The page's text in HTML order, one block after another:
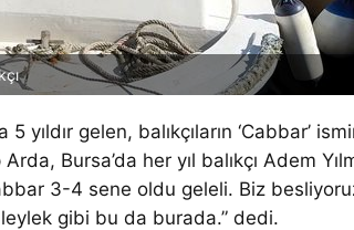
5 yıldır gelen, balıkçıların ‘Cabbar’
Bursa’da her yıl balıkçı Adem
3-4 sene oldu geleli. Biz
leylek gibi bu da burada.” dedi.